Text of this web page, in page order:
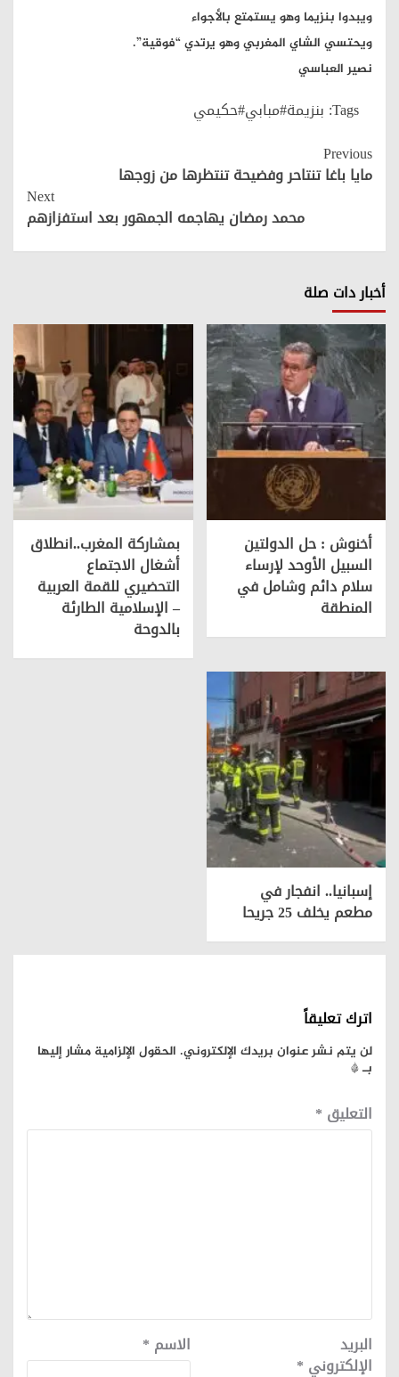
ويبدوا بنزيما وهو يستمتع بالأجواء
ويحتسي الشاي المغربي وهو يرتدي “فوقية”.
نصير العباسي
Tags: بنزيمة#مبابي#حكيمي
Continue
Reading
Previous
مايا باغا تنتاحر وفضيحة تنتظرها من زوجها
Next
محمد رمضان يهاجمه الجمهور بعد استفزازهم
أخبار دات صلة
أخنوش : حل الدولتين
السبيل الأوحد لإرساء
سلام دائم وشامل في
المنطقة
بمشاركة المغرب..انطلاق
أشغال الاجتماع
التحضيري للقمة العربية
– الإسلامية الطارئة
بالدوحة
إسبانيا.. انفجار في
مطعم يخلف 25 جريحا
اترك تعليقاً
لن يتم نشر عنوان بريدك الإلكتروني. الحقول الإلزامية مشار إليها
بـ*
التعليق *
الاسم * البريد
الإلكتروني *